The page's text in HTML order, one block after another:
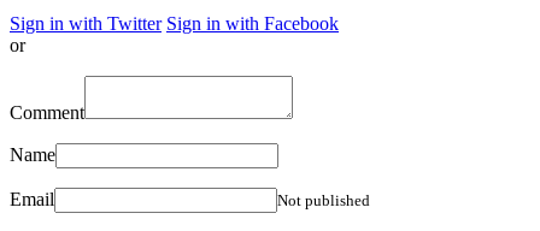
Sign in with Twitter Sign in with Facebook
or
Comment
Name
Email Not published